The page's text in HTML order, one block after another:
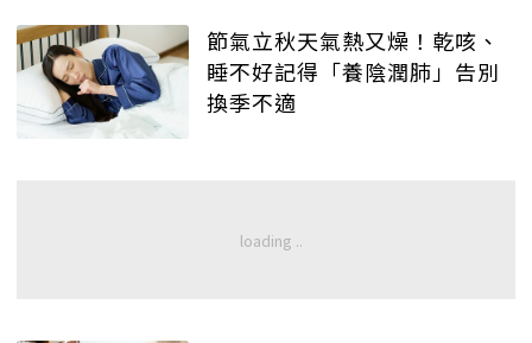
節氣立秋天氣熱又燥！乾咳、
睡不好記得「養陰潤肺」告別
換季不適